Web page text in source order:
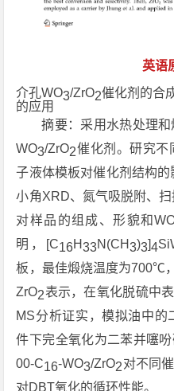
英语
介孔WO3/ZrO2催化剂的合
的应用
摘要：采用水热处理
WO3/ZrO2催化剂。研究不
子液体模板对催化剂结构的
小角XRD、氮气吸脱附、
对样品的组成、形貌和
明，[C16H33N(CH3)3]4
板，最佳煅烧温度为700℃
ZrO2表示，在氧化脱硫中
MS分析证实，模拟油中的
件下完全氧化为二苯并噻
00-C16-WO3/ZrO2对不同
对DBT氧化的循环性能。